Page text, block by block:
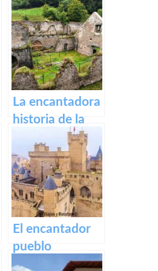
Irati
La encantadora
historia de la
antigua fábrica
de Orbaizeta
El encantador
pueblo
medieval de